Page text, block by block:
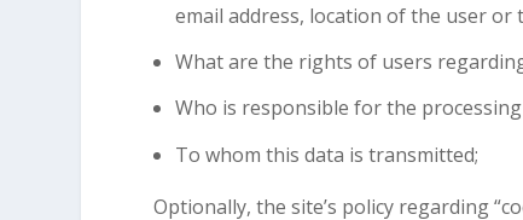
email address, location of the user or
What are the rights of users
Who is responsible for the
To whom this data is transmitted;
Optionally, the site’s policy regarding